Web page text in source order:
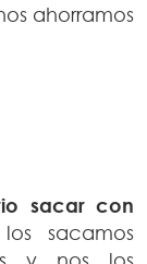
ahorramos
sacar con
sacamos